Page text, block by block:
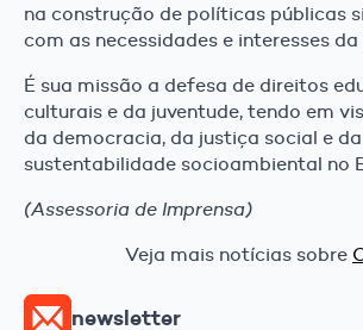
na construção de políticas públicas
com as necessidades e interesses da
É sua missão a defesa de direitos
culturais e da juventude, tendo em
da democracia, da justiça social e da
sustentabilidade socioambiental no
(Assessoria de Imprensa)
Veja mais notícias sobre
newsletter